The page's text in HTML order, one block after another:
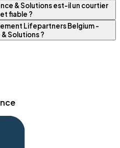
& Solutions est-il un courtier
fiable ?
Lifepartners Belgium -
Solutions ?